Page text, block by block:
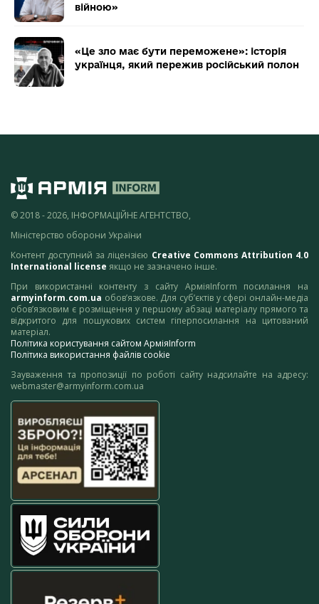
війною»
«Це зло має бути переможене»: історія
українця, який пережив російський полон
© 2018 - 2026, ІНФОРМАЦІЙНЕ АГЕНТСТВО,
Міністерство оборони України
Контент доступний за ліцензією Creative Commons Attribution 4.0
International license якщо не зазначено інше.
При використанні контенту з сайту АрміяInform посилання на
armyinform.com.ua обов’язкове. Для суб’єктів у сфері онлайн-медіа
обов’язковим є розміщення у першому абзаці матеріалу прямого та
відкритого для пошукових систем гіперпосилання на цитований
матеріал.
Політика користування сайтом АрміяInform
Політика використання файлів cookie
Зауваження та пропозиції по роботі сайту надсилайте на адресу:
webmaster@armyinform.com.ua